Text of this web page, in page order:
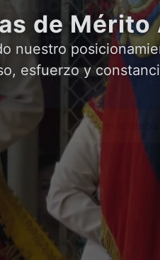
de Mérito
nuestro
esfuerzo y